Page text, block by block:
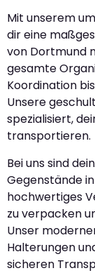
Mit unserem
dir eine
von Dortmund
gesamte
Koordination
Unsere
spezialisiert,
transportieren.
Bei uns sind
Gegenstände
hochwertiges
zu verpacken
Unser
Halterungen
sicheren